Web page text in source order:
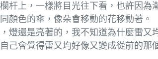
杆上，一樣將目光往下看，也許因為
顏色的傘，像朵會移動的花移動著。
燈還是亮著的，我不知道為什麼雷又
己會覺得雷又均好像又變成從前的那